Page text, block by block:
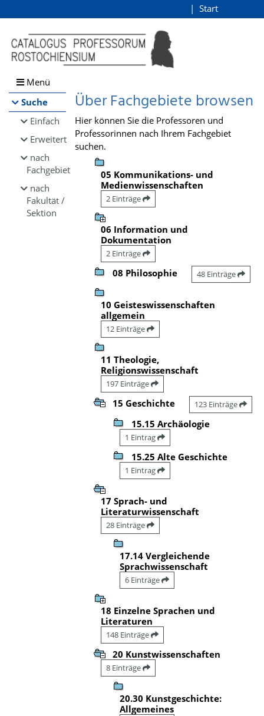
Browsen
direkt zum Inhalt
Start
Menü
Suche
Einfach
Erweitert
nach
Fachgebiet
nach
Fakultät /
Sektion
Über Fachgebiete browsen
Hier können Sie die Professoren und
Professorinnen nach Ihrem Fachgebiet
suchen.
05 Kommunikations- und
Medienwissenschaften
2 Einträge
06 Information und
Dokumentation
2 Einträge
08 Philosophie 48 Einträge
10 Geisteswissenschaften
allgemein
12 Einträge
11 Theologie,
Religionswissenschaft
197 Einträge
15 Geschichte 123 Einträge
15.15 Archäologie
1 Eintrag
15.25 Alte Geschichte
1 Eintrag
17 Sprach- und
Literaturwissenschaft
28 Einträge
17.14 Vergleichende
Sprachwissenschaft
6 Einträge
18 Einzelne Sprachen und
Literaturen
148 Einträge
20 Kunstwissenschaften
8 Einträge
20.30 Kunstgeschichte:
Allgemeines